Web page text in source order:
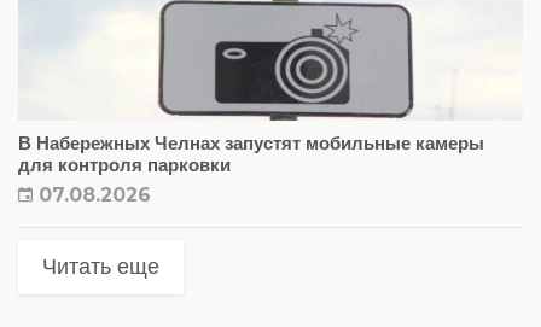
В Набережных Челнах запустят мобильные камеры
для контроля парковки
07.08.2026
Читать еще